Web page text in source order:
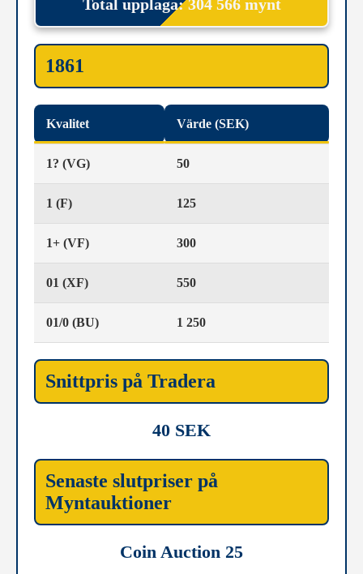
Total upplaga: 304 566 mynt
1861
Kvalitet Värde (SEK)
1? (VG) 50
1 (F) 125
1+ (VF) 300
01 (XF) 550
01/0 (BU) 1 250
Snittpris på Tradera
40 SEK
Senaste slutpriser på
Myntauktioner
Coin Auction 25